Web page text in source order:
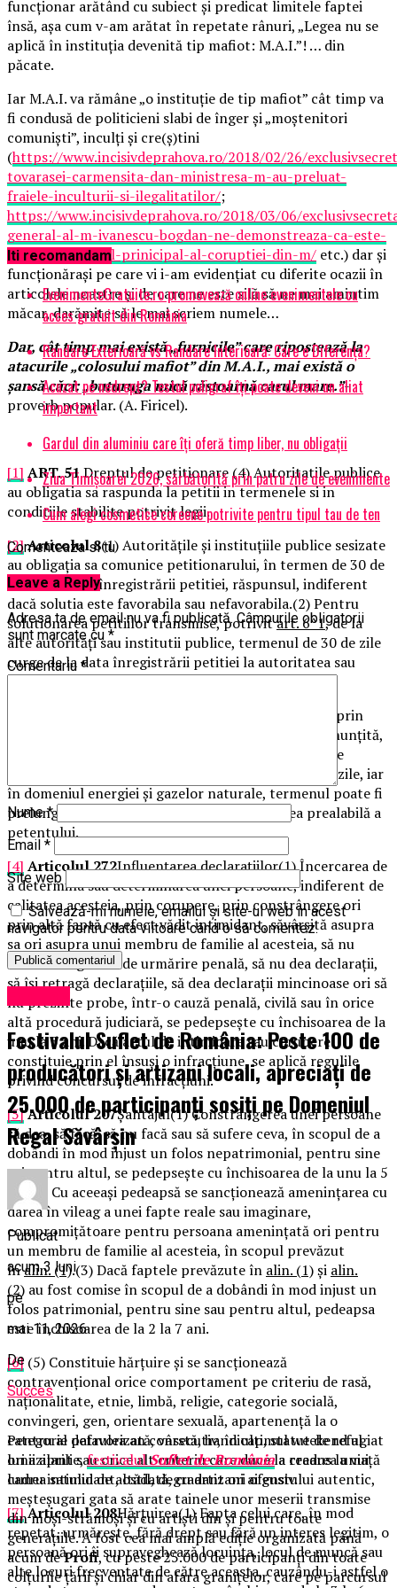
funcționar arătând cu subiect și predicat limitele faptei
însă, așa cum v-am arătat în repetate rânuri, „Legea nu se
aplică în instituția devenită tip mafiot: M.A.I.”! … din
păcate.
Iar M.A.I. va rămâne „o instituție de tip mafiot” cât timp va
fi condusă de politicieni slabi de înger și „moștenitori
comuniști”, inculți și cre(ș)tini
(https://www.incisivdeprahova.ro/2018/02/26/
tovarasei-carmensita-dan-ministresa-m-au-preluat-
fraiele-inculturii-si-ilegalitatilor/;
https://www.incisivdeprahova.ro/2018/03/06/
general-al-m-ivanescu-bogdan-ne-demonstreaza-ca-este-
musamalizatorul-prinicipal-al-coruptiei-din-m/ etc.) dar și
funcționărași pe care vi i-am evidențiat cu diferite ocazii în
articolele noastre și de care ne este silă să ne mai amintim
măcar, darămite să le mai scriem numele…
Dar, cât timp mai există „furnicile” care ripostează la
atacurile „colosului mafiot” din M.A.I., mai există o
șansă căci: „buturuga mică răstoarnă carul mare.”-
proverb popular. (A. Firicel).
[1] ART. 51Dreptul de petitionare (4) Autoritatile publice
au obligatia sa raspunda la petitii in termenele si in
conditiile stabilite potrivit legii.
[2]Articolul 8(1) Autoritățile și instituțiile publice sesizate
au obligația sa comunice petitionarului, în termen de 30 de
zile de la data înregistrării petitiei, răspunsul, indiferent
dacă solutia este favorabila sau nefavorabila.(2) Pentru
solutionarea petitiilor transmise, potrivitart. 6^1, de la
alte autorități sau institutii publice, termenul de 30 de zile
curge de la data înregistrării petitiei la autoritatea sau
institutia publică competența.
În situația în care aspectele sesizate prin
petiție necesită o informare și o cercetare mai amănunțită,
conducătorul autorității sau instituției publice poate
cu cel mult 15 zile, iar
în domeniul energiei și gazelor naturale, termenul poate fi
prelungit cu cel mult 30 de zile, cu notificarea prealabilă a
petentului.
[4] Articolul 272Influențarea declarațiilor(1) Încercarea de
a determina sau determinarea unei persoane, indiferent de
calitatea acesteia, prin corupere, prin constrângere ori
prin altă faptă cu efect vădit intimidant, săvârșită asupra
sa ori asupra unui membru de familie al acesteia, să nu
sesizeze organele de urmărire penală, să nu dea declarații,
să își retragă declarațiile, să dea declarații mincinoase ori să
nu prezinte probe, într-o cauză penală, civilă sau în orice
altă procedură judiciară, se pedepsește cu închisoarea de la
unu la 5 ani. Dacă actul de intimidare sau corupere
constituie prin el însuși o infracțiune, se aplică regulile
privind concursul de infracțiuni.
[5]Articolul 207Șantajul(1) Constrângerea unei persoane
să dea, să facă, să nu facă sau să sufere ceva, în scopul de a
dobândi în mod injust un folos nepatrimonial, pentru sine
ori pentru altul, se pedepsește cu închisoarea de la unu la 5
ani.(2) Cu aceeași pedeapsă se sancționează amenințarea cu
darea în vileag a unei fapte reale sau imaginare,
compromițătoare pentru persoana amenințată ori pentru
un membru de familie al acesteia, în scopul prevăzut
înalin. (1).(3) Dacă faptele prevăzute în alin. (1)și alin.
(2) au fost comise în scopul de a dobândi în mod injust un
folos patrimonial, pentru sine sau pentru altul, pedeapsa
este închisoarea de la 2 la 7 ani.
[6](5) Constituie hărțuire și se sancționează
contravențional orice comportament pe criteriu de rasă,
naționalitate, etnie, limbă, religie, categorie socială,
convingeri, gen, orientare sexuală, apartenență la o
categorie defavorizată, vârstă, handicap, statut de refugiat
ori azilant sau orice alt criteriu care duce la crearea unui
cadru intimidant, ostil, degradant ori ofensiv.
[7]Articolul 208Hărțuirea(1) Fapta celui care, în mod
repetat, urmărește, fără drept sau fără un interes legitim, o
persoană ori îi supraveghează locuința, locul de muncă sau
alte locuri frecventate de către aceasta, cauzându-i astfel o
Iti recomandam
EvenimenteGratuite.ro promovează online evenimentele cu
acces gratuit din România
Randare Exterioară vs Randare Interioară: Care e Diferența?
Acuzat pe nedrept? Testul poligraf îţi poate deveni un aliat
important
Gardul din aluminiu care îți oferă timp liber, nu obligații
Ziua Timișoarei 2026, sărbătorită prin patru zile de evenimente
Cum alegi cosmetice coreene potrivite pentru tipul tau de ten
Comenteaza si tu
Leave a Reply
Adresa ta de email nu va fi publicată. Câmpurile obligatorii
sunt marcate cu *
Comentariu *
Nume*
Email *
Site web
Salvează-mi numele, emailul și site-ul web în acest
navigator pentru data viitoare când o să comentez.
Festivalul Suflet de România: Peste 100 de
producători și artizani locali, apreciați de
25.000 de participanți sosiți pe Domeniul
Regal Săvârșin
Publicat
acum 3 luni
pe
mai 11, 2026
De
Succes
Pentru al patrulea an consecutiv, în ultimul weekend al
lunii aprilie,festivalulSuflet de Româniaa readus la viață
lumea satului de altădată, cu artizani ai gustului autentic,
meșteșugari gata să arate tainele unor meserii transmise
din moși-strămoși și cu artiști din și pentru toate
generațiile. A fost cea mai amplă ediție organizată până
acum deProfi, cu peste 25.000 de participanți din toate
colțurile țării și chiar din afara granițelor, care pe parcursul